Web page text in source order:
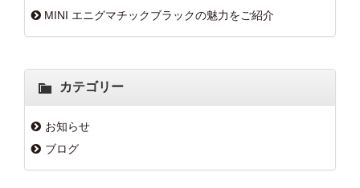
MINI エニグマチックブラックの魅力をご紹介
カテゴリー
お知らせ
ブログ